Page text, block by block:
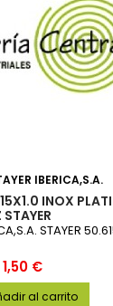
IBERICA,S.A.
INOX
STAYER
STAYER
Precio
1,50 €
al carrito